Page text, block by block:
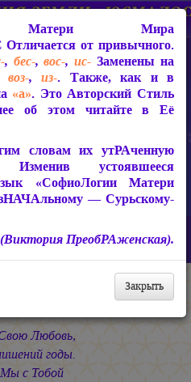
Мира
во Тьме Путь
Любовь,
годы.
с Тобой
Матери Мира
Отличается от привычного.
, бес-,вос-,ис- Заменены на
воз-,из-. Также, как и в
«а». Это Авторский Стиль
об этом читайте в Её
словам их утРАченную
Изменив устоявшееся
«СофиоЛогии Матери
— Сурьскому-
(Виктория ПреобРАженская).
Закрыть